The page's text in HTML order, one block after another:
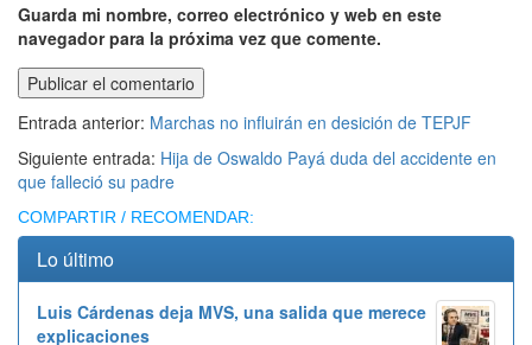
Guarda mi nombre, correo electrónico y web en este
navegador para la próxima vez que comente.
Entrada anterior: Marchas no influirán en desición de TEPJF
Siguiente entrada: Hija de Oswaldo Payá duda del accidente en
que falleció su padre
COMPARTIR / RECOMENDAR:
Lo último
Luis Cárdenas deja MVS, una salida que merece
explicaciones